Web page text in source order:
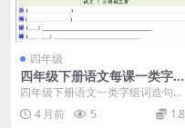
四年级
四年级下册语文每课一类字组
词造句专项训练及课前预习每
四年级下册语文一类字组词造句：
课前预习的高效利器 各位家长好，
我是学科星。进入四...
4 月前 5